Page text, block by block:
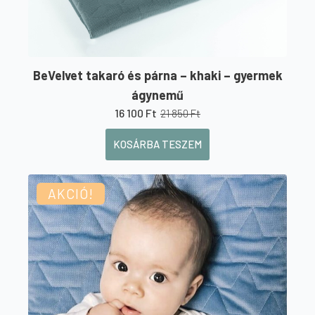
BeVelvet takaró és párna – khaki – gyermek
ágynemű
21 850Ft
Original
price
was:
21
850 Ft.
16 100 Ft Current
price
is:
16
100 Ft.
KOSÁRBA TESZEM
AKCIÓ!